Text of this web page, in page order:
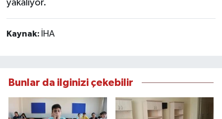
yakalıyor.
Kaynak: İHA
Bunlar da ilginizi çekebilir